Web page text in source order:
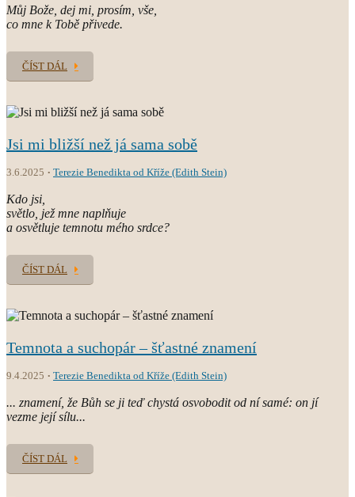
Můj Bože, dej mi, prosím, vše,
co mne k Tobě přivede.
ČÍST DÁL
Jsi mi bližší než já sama sobě
3.6.2025 Terezie Benedikta od Kříže (Edith Stein)
Kdo jsi,
světlo, jež mne naplňuje
a osvětluje temnotu mého srdce?
ČÍST DÁL
Temnota a suchopár – šťastné znamení
9.4.2025 Terezie Benedikta od Kříže (Edith Stein)
... znamení, že Bůh se ji teď chystá osvobodit od ní samé: on jí
vezme její sílu...
ČÍST DÁL